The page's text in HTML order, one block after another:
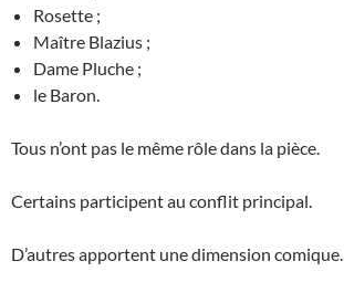
Rosette ;
Maître Blazius ;
Dame Pluche ;
le Baron.
Tous n’ont pas le même rôle dans la pièce.
Certains participent au conflit principal.
D’autres apportent une dimension comique.